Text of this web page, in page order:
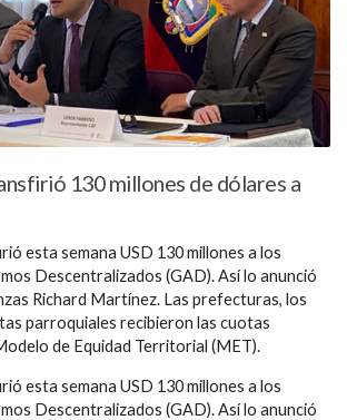
130 millones de dólares a
esta semana USD 130 millones a los
Descentralizados (GAD). Así lo anunció
Richard Martínez. Las prefecturas, los
parroquiales recibieron las cuotas
de Equidad Territorial (MET).
esta semana USD 130 millones a los
Descentralizados (GAD). Así lo anunció